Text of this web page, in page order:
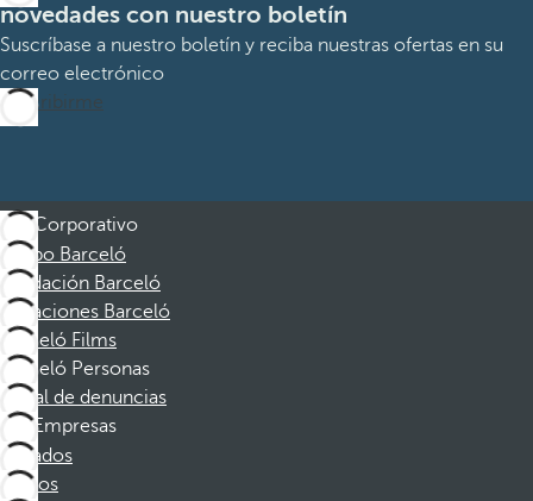
novedades con nuestro boletín
Suscríbase a nuestro boletín y reciba nuestras ofertas en su
correo electrónico
Suscribirme
Corporativo
Grupo Barceló
Fundación Barceló
Vacaciones Barceló
Barceló Films
Barceló Personas
Canal de denuncias
Empresas
Afiliados
Socios